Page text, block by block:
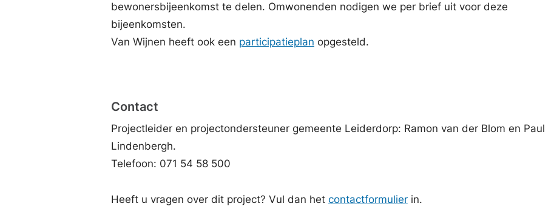
bewonersbijeenkomst te delen. Omwonenden nodigen we per brief uit voor deze
bijeenkomsten.
Van Wijnen heeft ook een participatieplan opgesteld.
Contact
Projectleider en projectondersteuner gemeente Leiderdorp: Ramon van der Blom en Paul
Lindenbergh.
Telefoon: 071 54 58 500
Heeft u vragen over dit project? Vul dan het contactformulierin.